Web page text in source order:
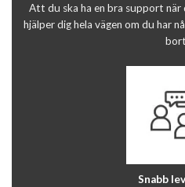
Att du ska ha en bra support när
hjälper dig hela vägen om du har
bort
Snabb